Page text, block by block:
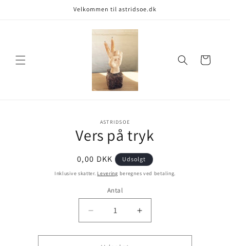
Velkommen til astridsoe.dk
Indkøbskurv
ASTRIDSOE
Vers på tryk
Normalpris
0,00 DKK Udsolgt
Inklusive skatter. Levering beregnes ved betaling.
Antal
Antal
Reducer
antallet
for
Øg
antallet
for